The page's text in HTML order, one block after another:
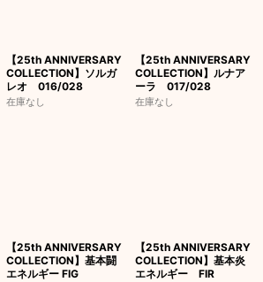
【25th ANNIVERSARY
COLLECTION】ソルガ
レオ 016/028
在庫なし
【25th ANNIVERSARY
COLLECTION】ルナア
ーラ 017/028
在庫なし
【25th ANNIVERSARY
COLLECTION】基本闘
エネルギー FIG
【25th ANNIVERSARY
COLLECTION】基本炎
エネルギー FIR